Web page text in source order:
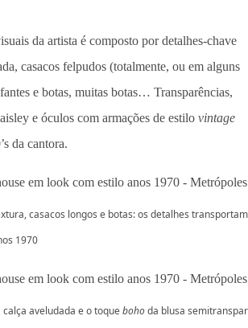
da artista é composto por detalhes-chave
casacos felpudos (totalmente, ou em alguns
e botas, muitas botas… Transparências,
e óculos com armações de estilo vintage
da cantora.
casacos longos e botas: os detalhes
1970
aveludada e o toquebohoda blusa